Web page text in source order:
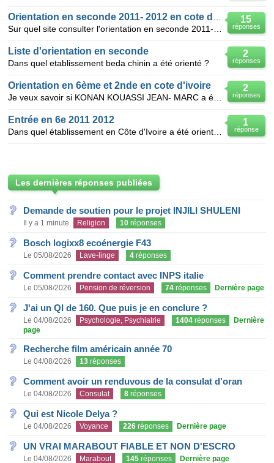
15
réponses
2
réponses
Liste d'orientation en seconde
Dans quel etablissement beda chinin a été orienté ?
2
réponses
Orientation en 6ème et 2nde en cote d'ivoire
1
réponse
Entrée en 6e 2011 2012
Les dernières réponses publiées
Demande de soutien pour le projet INJILI SHULENI
Il y a 1 minute Religion 10 réponses
Bosch logixx8 ecoénergie F43
Le 05/08/2026 Lave-linge 4 réponses
Comment prendre contact avec INPS italie
Le 05/08/2026 Pension de réversion 74 réponses Dernière page
J'ai un QI de 160. Que puis je en conclure ?
Le 04/08/2026 Psychologie, Psychiatrie 1404 réponses
Dernière
page
Recherche film américain année 70
Le 04/08/2026 13 réponses
Comment avoir un renduvous de la consulat d'oran
Le 04/08/2026 Consulat 8 réponses
Qui est Nicole Delya ?
Le 04/08/2026 Voyance 226 réponses Dernière page
UN VRAI MARABOUT FIABLE ET NON D'ESCRO
Le 04/08/2026 Marabout 145 réponses Dernière page